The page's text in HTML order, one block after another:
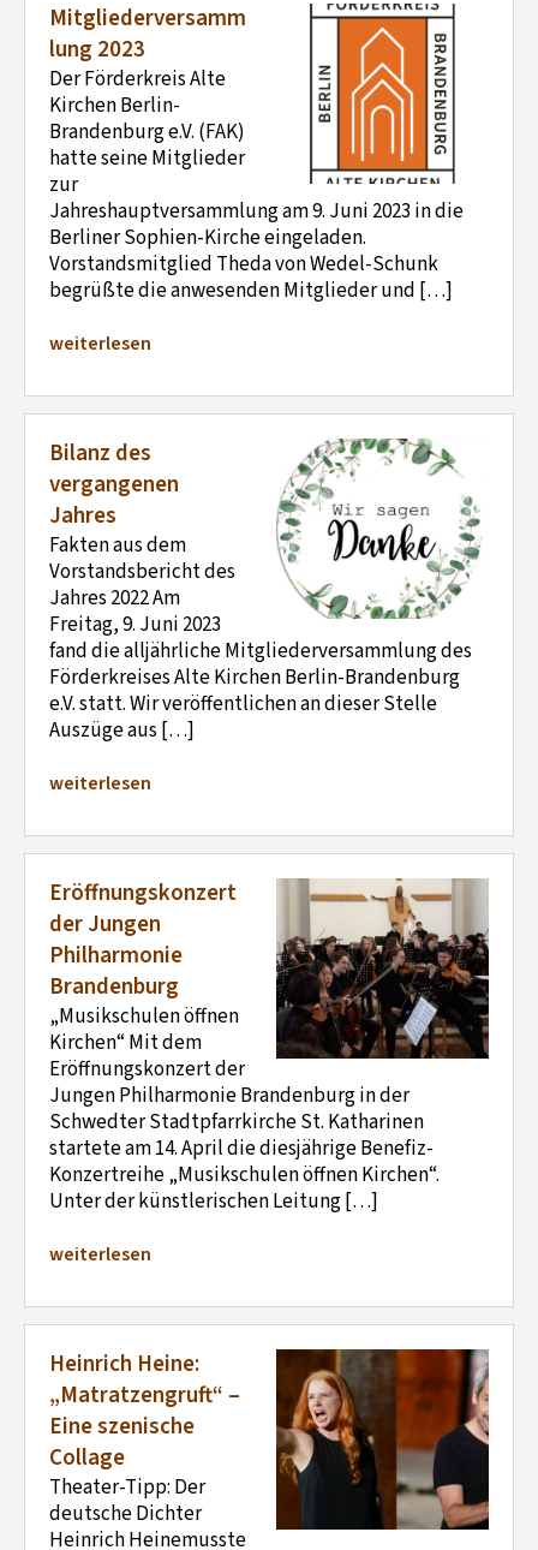
Mitgliederversamm
lung 2023
Der Förderkreis Alte
Kirchen Berlin-
Brandenburg e.V. (FAK)
hatte seine Mitglieder
zur
Jahreshauptversammlung am 9. Juni 2023 in die
Berliner Sophien-Kirche eingeladen.
Vorstandsmitglied Theda von Wedel-Schunk
begrüßte die anwesenden Mitglieder und […]
weiterlesen
Bilanz des
vergangenen
Jahres
Fakten aus dem
Vorstandsbericht des
Jahres 2022 Am
Freitag, 9. Juni 2023
fand die alljährliche Mitgliederversammlung des
Förderkreises Alte Kirchen Berlin-Brandenburg
e.V. statt. Wir veröffentlichen an dieser Stelle
Auszüge aus […]
weiterlesen
Eröffnungskonzert
der Jungen
Philharmonie
Brandenburg
„Musikschulen öffnen
Kirchen“ Mit dem
Eröffnungskonzert der
Jungen Philharmonie Brandenburg in der
Schwedter Stadtpfarrkirche St. Katharinen
startete am 14. April die diesjährige Benefiz-
Konzertreihe „Musikschulen öffnen Kirchen“.
Unter der künstlerischen Leitung […]
weiterlesen
Heinrich Heine:
„Matratzengruft“ –
Eine szenische
Collage
Theater-Tipp: Der
deutsche Dichter
Heinrich Heinemusste